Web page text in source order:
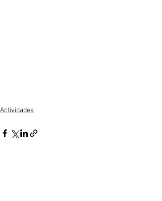
Actividades